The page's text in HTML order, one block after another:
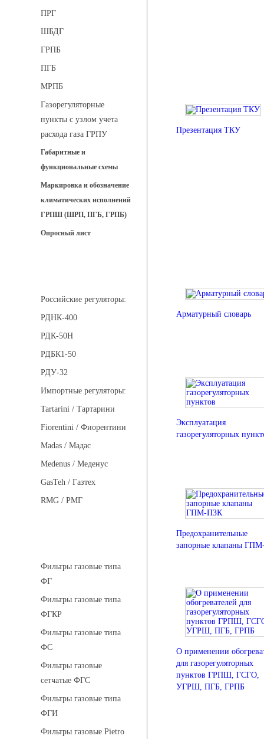
ПРГ
ШБДГ
ГРПБ
ПГБ
МРПБ
Газорегуляторные
пункты с узлом учета
расхода газа ГРПУ
Габаритные и
функциональные схемы
Маркировка и обозначение
климатических исполнений
ГРПШ (ШРП, ПГБ, ГРПБ)
Опросный лист
Российские регуляторы:
РДНК-400
РДК-50Н
РДБК1-50
РДУ-32
Импортные регуляторы:
Tartarini / Тартарини
Fiorentini / Фиорентини
Madas / Мадас
Medenus / Меденус
GasTeh / Газтех
RMG / РМГ
Фильтры газовые типа
ФГ
Фильтры газовые типа
ФГКР
Фильтры газовые типа
ФС
Фильтры газовые
сетчатые ФГС
Фильтры газовые типа
ФГИ
Фильтры газовые Pietro
Презентация ТКУ
Арматурный словарь
Эксплуатация
газорегуляторных
Предохранительные
запорные клапаны
О применении
для газорегуляторных
пунктов ГРПШ, ГСГО,
УГРШ, ПГБ, ГРПБ